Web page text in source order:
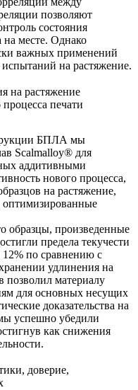
позволяют
состояния
на месте. Однако
важных применений
испытаний на растяжение.
на растяжение
печати
БПЛА мы
Scalmalloy® для
аддитивными
нового процесса,
на растяжение,
оптимизированные
образцы, произведенные
предела текучести
по сравнению с
удлинения на
материалу
для основных несущих
доказательства на
успешно убедили
как снижения
доверие,